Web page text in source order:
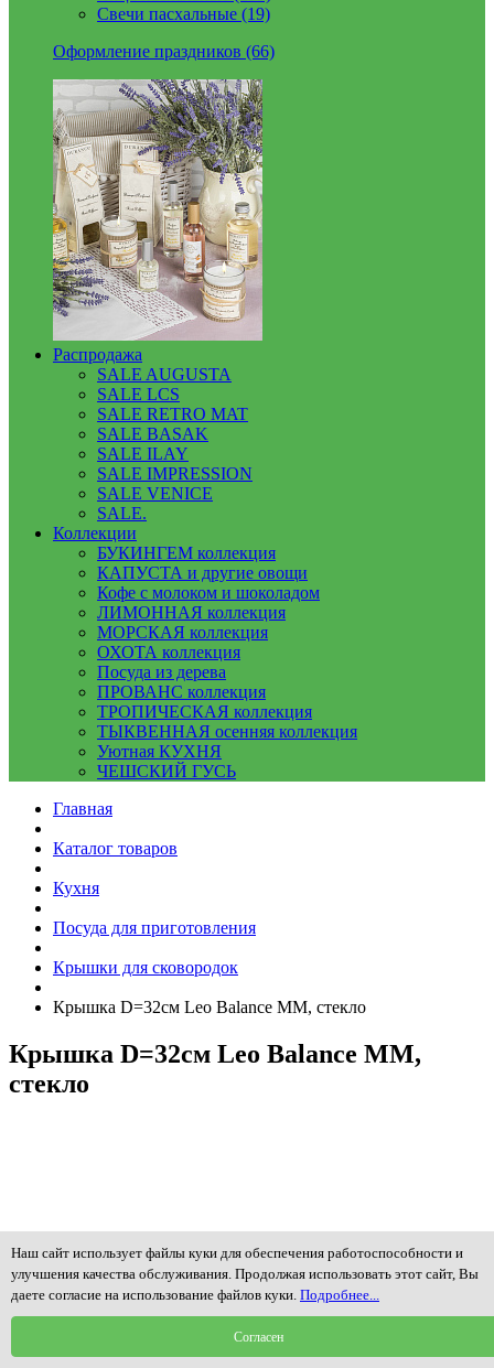
Свечи пасхальные (19)
Оформление праздников (66)
Распродажа
SALE AUGUSTA
SALE LCS
SALE RETRO MAT
SALE BASAK
SALE ILAY
SALE IMPRESSION
SALE VENICE
SALE.
Коллекции
БУКИНГЕМ коллекция
КАПУСТА и другие овощи
Кофе с молоком и шоколадом
ЛИМОННАЯ коллекция
МОРСКАЯ коллекция
ОХОТА коллекция
Посуда из дерева
ПРОВАНС коллекция
ТРОПИЧЕСКАЯ коллекция
ТЫКВЕННАЯ осенняя коллекция
Уютная КУХНЯ
ЧЕШСКИЙ ГУСЬ
Главная
Каталог товаров
Кухня
Посуда для приготовления
Крышки для сковородок
Крышка D=32см Leo Balance MM, стекло
Крышка D=32см Leo Balance MM,
стекло
Наш сайт использует файлы куки для обеспечения работоспособности и
улучшения качества обслуживания. Продолжая использовать этот сайт, Вы
даете согласие на использование файлов куки. Подробнее...
Согласен